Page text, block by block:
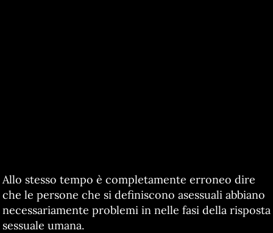
Allo stesso tempo è completamente erroneo dire
che le persone che si definiscono asessuali abbiano
necessariamente problemi in nelle fasi della risposta
sessuale umana.